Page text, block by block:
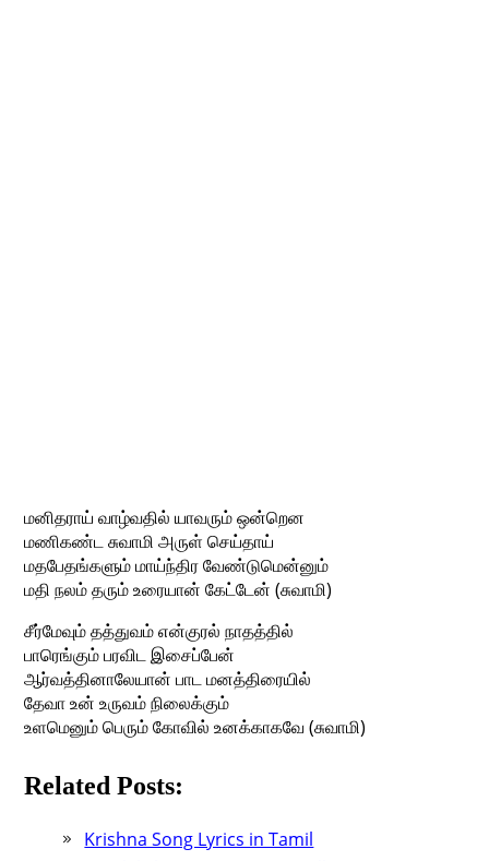
மனிதராய் வாழ்வதில் யாவரும் ஒன்றென
மணிகண்ட சுவாமி அருள் செய்தாய்
மதபேதங்களும் மாய்ந்திர வேண்டுமென்னும்
மதி நலம் தரும் உரையான் கேட்டேன் (சுவாமி)
சீர்மேவும் தத்துவம் என்குரல் நாதத்தில்
பாரெங்கும் பரவிட இசைப்பேன்
ஆர்வத்தினாலேயான் பாட மனத்திரையில்
தேவா உன் உருவம் நிலைக்கும்
உளமெனும் பெரும் கோவில் உனக்காகவே (சுவாமி)
Related Posts:
Krishna Song Lyrics in Tamil